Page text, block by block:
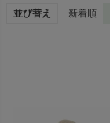
並び替え 新着順